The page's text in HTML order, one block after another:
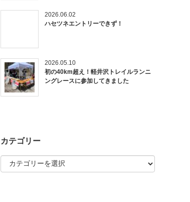
2026.06.02
ハセツネエントリーできず！
2026.05.10
初の40km超え！軽井沢トレイルランニ
ングレースに参加してきました
カテゴリー
テ